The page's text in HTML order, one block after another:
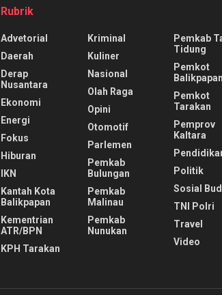
Rubrik
Advetorial
Daerah
Derap
Nusantara
Ekonomi
Energi
Fokus
Hiburan
IKN
Kantah Kota
Balikpapan
Kementrian
ATR/BPN
KPH Tarakan
Kriminal
Kuliner
Nasional
Olah Raga
Opini
Otomotif
Parlemen
Pemkab
Bulungan
Pemkab
Malinau
Pemkab
Nunukan
Pemkab
Tidung
Pemkot
Balikpapan
Pemkot
Tarakan
Pemprov
Kaltara
Politik
Sosial
TNI Polri
Travel
Video